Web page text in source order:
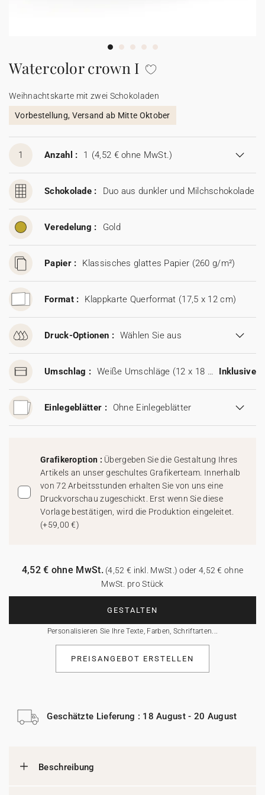
Aufkleber
Watercolor crown I
Weihnachtskarte mit zwei Schokoladen
Vorbestellung, Versand ab Mitte Oktober
1 Anzahl : 1 (4,52 € ohne MwSt.)
Schokolade : Duo aus dunkler und Milchschokolade
Veredelung : Gold
Papier : Klassisches glattes Papier (260 g/m²)
Format : Klappkarte Querformat (17,5 x 12 cm)
Druck-Optionen : Wählen Sie aus
Umschlag : Weiße Umschläge (12 x 18 cm) Inklusive
Einlegeblätter : Ohne Einlegeblätter
Grafikeroption : Übergeben Sie die Gestaltung Ihres
Artikels an unser geschultes Grafikerteam. Innerhalb
von 72 Arbeitsstunden erhalten Sie von uns eine
Druckvorschau zugeschickt. Erst wenn Sie diese
Vorlage bestätigen, wird die Produktion eingeleitet.
(+59,00 €)
GESTALTEN
Personalisieren Sie Ihre Texte, Farben, Schriftarten...
4,52 € ohne MwSt.(4,52 € inkl. MwSt.) oder 4,52 € ohne
MwSt. pro Stück
PREISANGEBOT ERSTELLEN
Geschätzte Lieferung : 18 August - 20 August
Beschreibung